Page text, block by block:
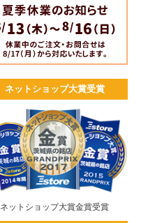
ネットショップ大賞受賞
ネットショップ大賞金賞受賞